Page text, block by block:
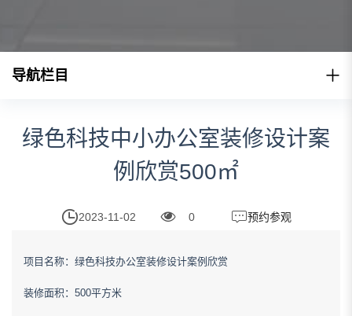
导航栏目
绿色科技中小办公室装修设计案
例欣赏500㎡
2023-11-02 0 预约参观
项目名称：绿色科技办公室装修设计案例欣赏
装修面积：500平方米